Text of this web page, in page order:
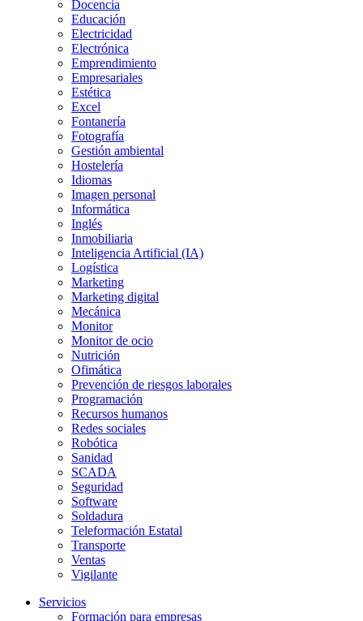
Docencia
Educación
Electricidad
Electrónica
Emprendimiento
Empresariales
Estética
Excel
Fontanería
Fotografía
Gestión ambiental
Hostelería
Idiomas
Imagen personal
Informática
Inglés
Inmobiliaria
Inteligencia Artificial (IA)
Logística
Marketing
Marketing digital
Mecánica
Monitor
Monitor de ocio
Nutrición
Ofimática
Prevención de riesgos laborales
Programación
Recursos humanos
Redes sociales
Robótica
Sanidad
SCADA
Seguridad
Software
Soldadura
Teleformación Estatal
Transporte
Ventas
Vigilante
Servicios
Formación para empresas